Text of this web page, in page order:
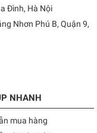
Đình, Hà Nội
Nhơn Phú B, Quận 9,
NHANH
mua hàng